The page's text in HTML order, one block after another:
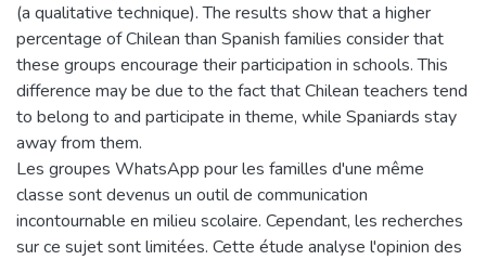
(a qualitative technique). The results show that a higher
percentage of Chilean than Spanish families consider that
these groups encourage their participation in schools. This
difference may be due to the fact that Chilean teachers tend
to belong to and participate in theme, while Spaniards stay
away from them.
Les groupes WhatsApp pour les familles d'une même
classe sont devenus un outil de communication
incontournable en milieu scolaire. Cependant, les recherches
sur ce sujet sont limitées. Cette étude analyse l'opinion des